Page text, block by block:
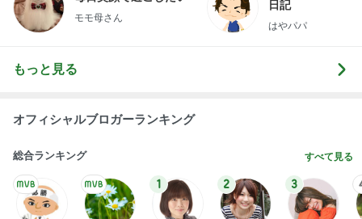
モモ母さん
日記
はやパパ
もっと見る
オフィシャルブロガーランキング
総合ランキング すべて見る
1 2 3